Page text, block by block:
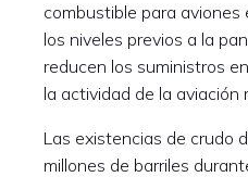
combustible para aviones
los niveles previos a la
reducen los suministros
la actividad de la aviación
Las existencias de crudo
millones de barriles